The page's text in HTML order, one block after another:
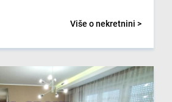
Više o nekretnini >